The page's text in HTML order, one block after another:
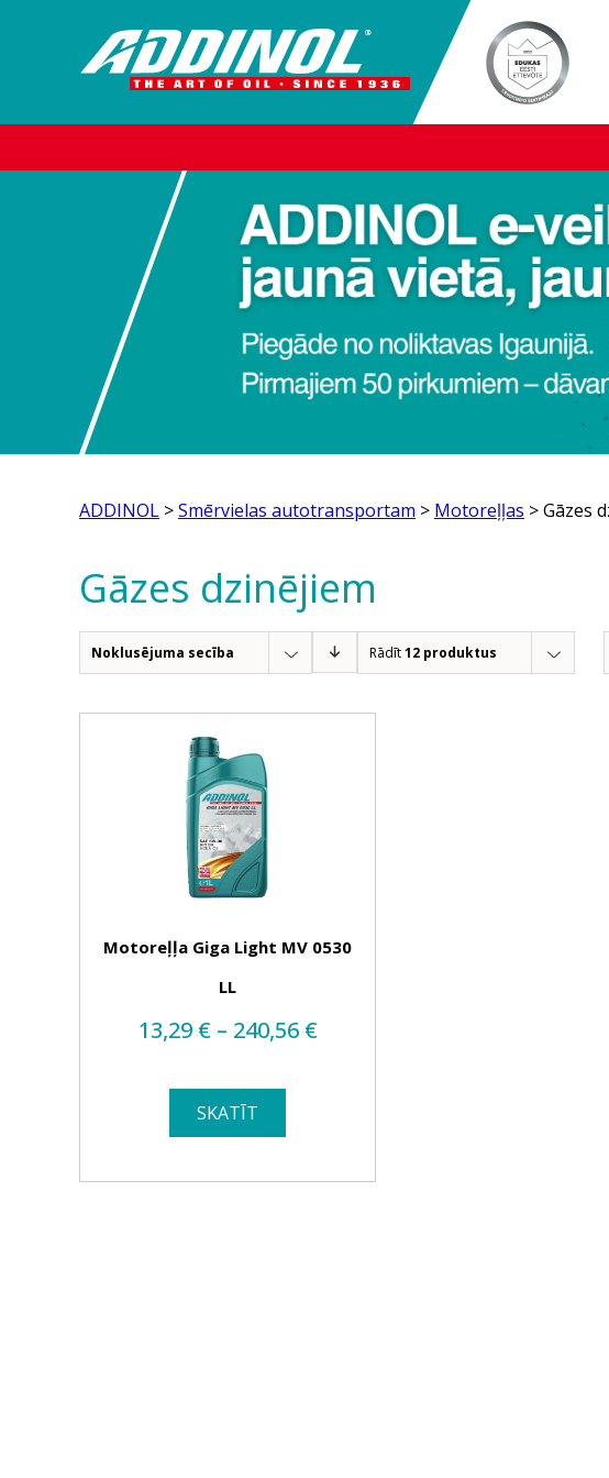
ADDINOL >Smērvielas autotransportam > Motoreļļas > Gāzes
Gāzes dzinējiem
Noklusējuma secība Rādīt12 produktus
Motoreļļa Giga Light MV 0530
LL
13,29 € – 240,56 €Price
SKATĪT